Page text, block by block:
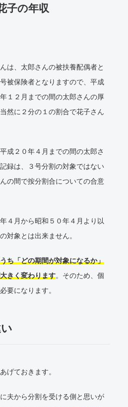
子の年収
は、太郎さんの被扶養配偶者と
被保険者となりますので、平成
１２月までの間の太郎さんの厚
然に２分の１の割合で花子さん
成２０年４月までの間の太郎さ
録は、３号分割の対象ではない
の間で按分割合についての合意
４月から昭和５０年４月より以
対象とは出来ません。
ち「どの期間が対象になるか」
きく変わります。そのため、個
要になります。
げておきます。
夫から分割を受ける側と思いが